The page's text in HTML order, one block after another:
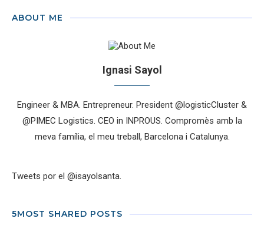
ABOUT ME
Ignasi Sayol
Engineer & MBA. Entrepreneur. President @logisticCluster &
@PIMEC Logistics. CEO in INPROUS. Compromès amb la
meva família, el meu treball, Barcelona i Catalunya.
Tweets por el @isayolsanta.
5MOST SHARED POSTS